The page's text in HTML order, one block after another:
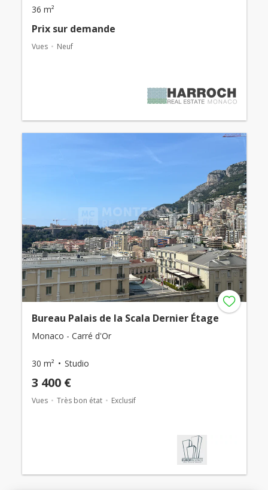
36 m²
Prix ​​sur demande
Vues Neuf
Bureau Palais de la Scala Dernier Étage
Monaco - Carré d'Or
30 m² Studio
3 400 €
Vues Très bon état Exclusif